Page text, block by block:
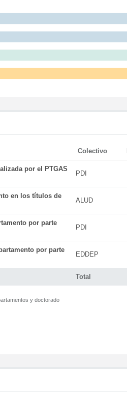
Colectivo
Total
por el PTGAS
PDI
en los títulos de
ALUD
por parte
PDI
por parte
EDDEP
y doctorado